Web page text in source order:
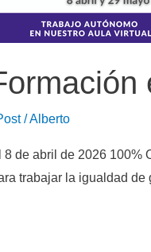
/Alberto
de abril de 2026
trabajar la igualdad